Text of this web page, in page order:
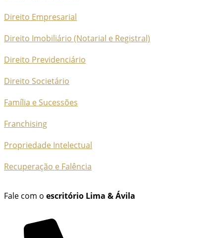
Direito Empresarial
Direito Imobiliário (Notarial e Registral)
Direito Previdenciário
Direito Societário
Família e Sucessões
Franchising
Propriedade Intelectual
Recuperação e Falência
Fale com o escritório Lima & Ávila